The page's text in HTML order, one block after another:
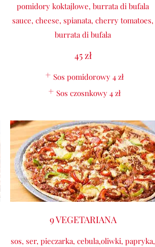
pomidory koktajlowe, burrata di bufala
sauce, cheese, spianata, cherry tomatoes,
burrata di bufala
45 zł
Sos pomidorowy 4 zł
Sos czosnkowy 4 zł
9 VEGETARIANA
sos, ser, pieczarka, cebula,oliwki, papryka,